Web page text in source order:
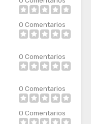
0 Comentarios
0 Comentarios
0 Comentarios
0 Comentarios